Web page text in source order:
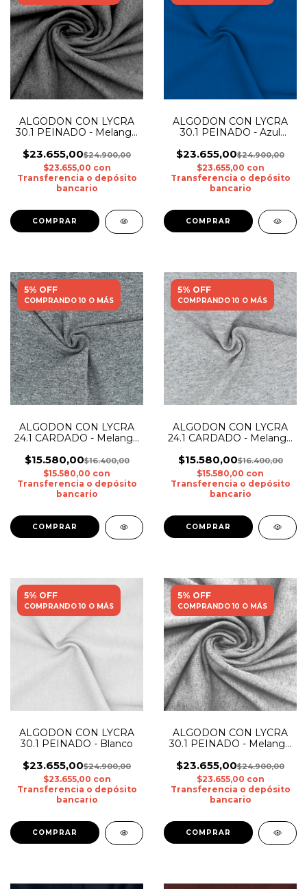
ALGODON CON LYCRA
30.1 PEINADO - Melange
$23.655,00$24.900,00
$23.655,00 con
Transferencia o depósito
bancario
ALGODON CON LYCRA
30.1 PEINADO - Azul
$23.655,00$24.900,00
$23.655,00 con
Transferencia o depósito
bancario
5% OFF
COMPRANDO 10 O MÁS
ALGODON CON LYCRA
24.1 CARDADO - Melange
$15.580,00$16.400,00
$15.580,00 con
Transferencia o depósito
bancario
5% OFF
COMPRANDO 10 O MÁS
ALGODON CON LYCRA
24.1 CARDADO - Melange
$15.580,00$16.400,00
$15.580,00 con
Transferencia o depósito
bancario
5% OFF
COMPRANDO 10 O MÁS
ALGODON CON LYCRA
30.1 PEINADO - Blanco
$23.655,00$24.900,00
$23.655,00 con
Transferencia o depósito
bancario
5% OFF
COMPRANDO 10 O MÁS
ALGODON CON LYCRA
30.1 PEINADO - Melange
$23.655,00$24.900,00
$23.655,00 con
Transferencia o depósito
bancario